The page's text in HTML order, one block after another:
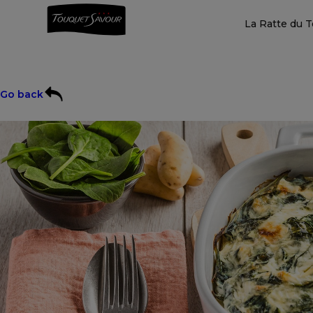
La Ratte du
Go back